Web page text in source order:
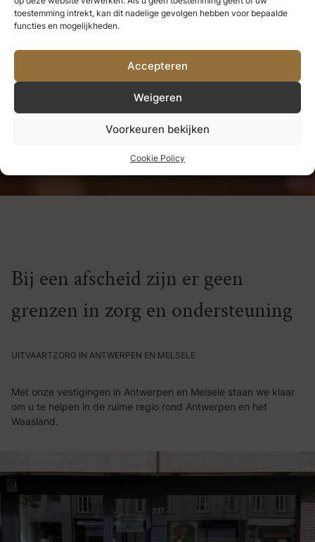
toestemming intrekt, kan dit nadelige gevolgen hebben voor bepaalde
functies en mogelijkheden.
Accepteren
Weigeren
Voorkeuren bekijken
Cookie Policy
we nooit verliezen.Alles wat we
diep liefhebben, wordt een deel
van ons.
Helen Keller
UITVAARTZORG IN ANTWERPEN EN MELSELE
Bij een afscheid zijn er geen
grenzen in zorg en ondersteuning
Met onze vestigingen in Antwerpen en Melsele staan we klaar
om u te helpen in de ruime regio rond Antwerpen en het
Waasland.